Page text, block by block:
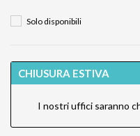
Solo disponibili
CHIUSURA ESTIVA
I nostri uffici saranno